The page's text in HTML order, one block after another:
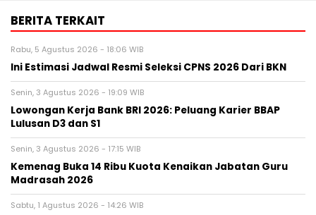
BERITA TERKAIT
Rabu, 5 Agustus 2026 - 18:06 WIB
Ini Estimasi Jadwal Resmi Seleksi CPNS 2026 Dari BKN
Senin, 3 Agustus 2026 - 19:09 WIB
Lowongan Kerja Bank BRI 2026: Peluang Karier BBAP
Lulusan D3 dan S1
Senin, 3 Agustus 2026 - 17:15 WIB
Kemenag Buka 14 Ribu Kuota Kenaikan Jabatan Guru
Madrasah 2026
Sabtu, 1 Agustus 2026 - 14:26 WIB